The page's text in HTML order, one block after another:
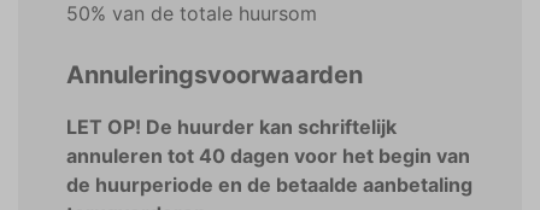
50% van de totale huursom
Annuleringsvoorwaarden
LET OP! De huurder kan schriftelijk
annuleren tot 40 dagen voor het begin van
de huurperiode en de betaalde aanbetaling